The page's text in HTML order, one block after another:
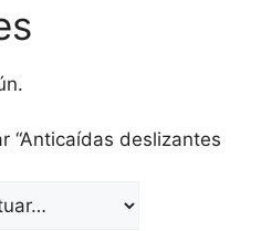
“Anticaídas deslizantes